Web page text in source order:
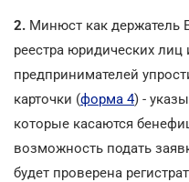
2. Минюст как держатель
реестра юридических
предпринимателей
карточки (форма 4) -
которые касаются
возможность подать
будет проверена